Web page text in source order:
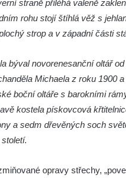
v severní části Dolního Třebonína
svatého Jiljí v Lužci nad Vltavou
Božího těla na hřbitově v Hostíně u
Nanebevzetí Panny Marie v Hostíně
straně přiléhá valeně
rohu stojí štíhlá věž s
strop a v západní části
býval novorenesanční oltář
Michaela z roku 1900
boční oltáře s barokními
kostela pískovcová
a sedm dřevěných soch
opravy střechy,